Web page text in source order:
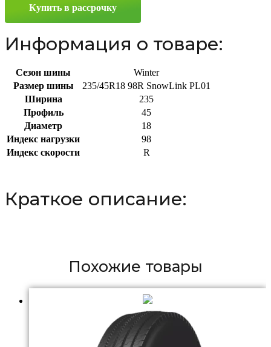
Купить в рассрочку
Информация о товаре:
Сезон шины
Winter
Размер шины
235/45R18 98R SnowLink PL01
Ширина
235
Профиль
45
Диаметр
18
Индекс нагрузки
98
Индекс скорости
R
Краткое описание:
Похожие товары